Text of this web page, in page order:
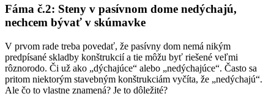
Fáma č.2: Steny v pasívnom dome nedýchajú,
nechcem bývať v skúmavke
V prvom rade treba povedať, že pasívny dom nemá nikým
predpísané skladby konštrukcií a tie môžu byť riešené veľmi
rôznorodo. Či už ako „dýchajúce“ alebo „nedýchajúce“. Často sa
pritom niektorým stavebným konštrukciám vyčíta, že „nedýchajú“.
Ale čo to vlastne znamená? Je to dôležité?